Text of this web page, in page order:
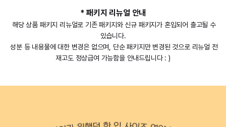
* 패키지 리뉴얼 안내
해당 상품 패키지 리뉴얼로 기존 패키지와 신규 패키지가 혼입되어 출고될 수
있습니다.
성분 등 내용물에 대한 변경은 없으며, 단순 패키지만 변경된 것으로 리뉴얼 전
재고도 정상급여 가능함을 안내드립니다 : )